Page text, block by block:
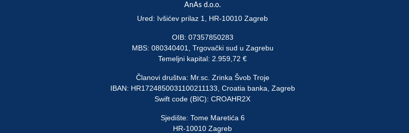
AnAs d.o.o.
Ured: Ivšićev prilaz 1, HR-10010 Zagreb
OIB: 07357850283
MBS: 080340401, Trgovački sud u Zagrebu
Temeljni kapital: 2.959,72 €
Članovi društva: Mr.sc. Zrinka Švob Troje
IBAN: HR1724850031100211133, Croatia banka, Zagreb
Swift code (BIC): CROAHR2X
Sjedište: Tome Maretića 6
HR-10010 Zagreb